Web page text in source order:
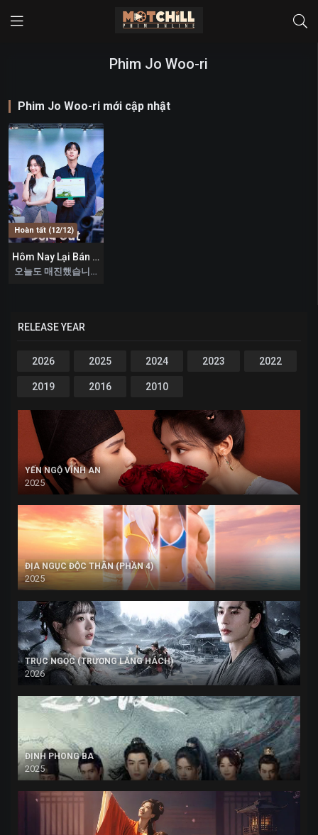
Phim Jo Woo-ri
Phim Jo Woo-ri mới cập nhật
Hoàn tất (12/12)
9
Hôm Nay Lại Bán Hết
오늘도 매진했습니다 2026
RELEASE YEAR
2026 2025 2024 2023 2022
2019 2016 2010
YẾN NGỘ VĨNH AN
2025
ĐỊA NGỤC ĐỘC THÂN (PHẦN 4)
2025
TRỤC NGỌC (TRƯƠNG LĂNG HÁCH)
2026
ĐỊNH PHONG BA
2025